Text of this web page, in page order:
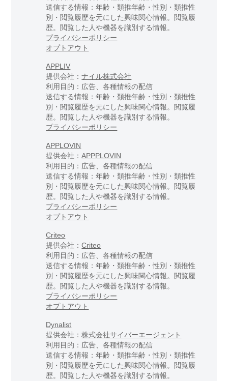
送信する情報：年齢・類推年齢・性別・類推性
別・閲覧履歴を元にした興味関心情報。閲覧履
歴。閲覧した人や機器を識別する情報。
プライバシーポリシー
オプトアウト
APPLIV
提供会社：ナイル株式会社
利用目的：広告、各種情報の配信
送信する情報：年齢・類推年齢・性別・類推性
別・閲覧履歴を元にした興味関心情報。閲覧履
歴。閲覧した人や機器を識別する情報。
プライバシーポリシー
APPLOVIN
提供会社：APPPLOVIN
利用目的：広告、各種情報の配信
送信する情報：年齢・類推年齢・性別・類推性
別・閲覧履歴を元にした興味関心情報。閲覧履
歴。閲覧した人や機器を識別する情報。
プライバシーポリシー
オプトアウト
Criteo
提供会社：Criteo
利用目的：広告、各種情報の配信
送信する情報：年齢・類推年齢・性別・類推性
別・閲覧履歴を元にした興味関心情報。閲覧履
歴。閲覧した人や機器を識別する情報。
プライバシーポリシー
オプトアウト
Dynalist
提供会社：株式会社サイバーエージェント
利用目的：広告、各種情報の配信
送信する情報：年齢・類推年齢・性別・類推性
別・閲覧履歴を元にした興味関心情報。閲覧履
歴。閲覧した人や機器を識別する情報。